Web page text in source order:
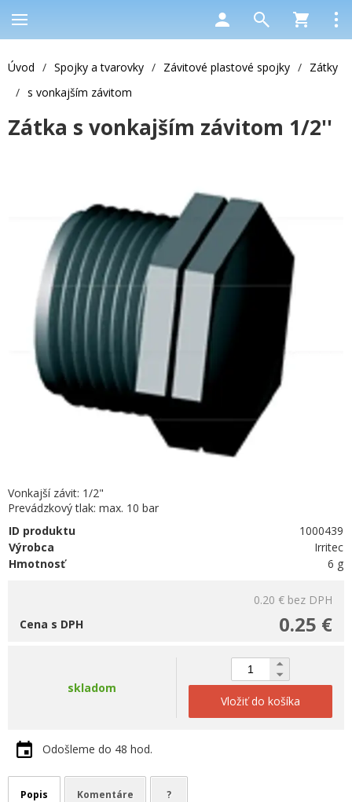
Úvod / Spojky a tvarovky / Závitové plastové spojky / Zátky
/ s vonkajším závitom
Zátka s vonkajším závitom 1/2''
Vonkajší závit: 1/2"
Prevádzkový tlak: max. 10 bar
ID produktu
1000439
Výrobca
Irritec
Hmotnosť
6 g
0.20 € bez DPH
0.25 €
Cena s DPH
skladom
Vložiť do košíka
Odošleme do 48 hod.
Popis Komentáre ?